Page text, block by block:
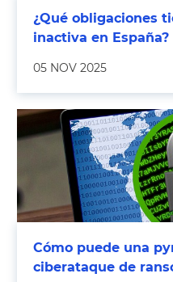
¿Qué obligaciones
inactiva en España?
05 NOV 2025
Cómo puede una
ciberataque de